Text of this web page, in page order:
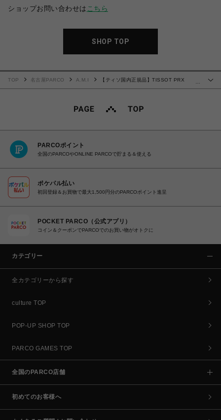
ショップお問い合わせは こちら
SHOP TOP
…
TOP 名古屋PARCO A.M.I
【ティソ国内正規品】TISSOT PRX
PARCOポイント
全国のPARCOやONLINE PARCOで貯まる＆使える
ポケパル払い
初回登録＆お買物で最大1,500円分のPARCOポイント進呈
POCKET PARCO（公式アプリ）
コイン＆クーポンでPARCOでのお買い物がオトクに
カテゴリー
全カテゴリーから探す
culture TOP
POP-UP SHOP TOP
PARCO GAMES TOP
全国のPARCO店舗
初めてのお客様へ